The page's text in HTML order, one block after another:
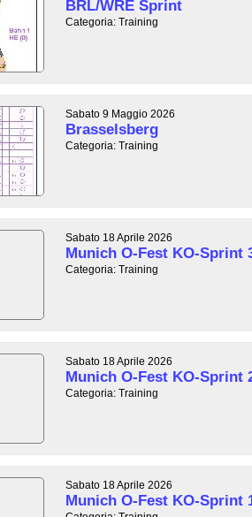
BRL/WRE Sprint
Categoria: Training
Sabato 9 Maggio 2026
Brasselsberg
Categoria: Training
Sabato 18 Aprile 2026
Munich O-Fest KO-Sprint
Categoria: Training
Sabato 18 Aprile 2026
Munich O-Fest KO-Sprint
Categoria: Training
Sabato 18 Aprile 2026
Munich O-Fest KO-Sprint